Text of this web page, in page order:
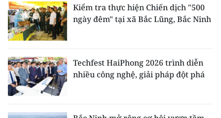
Kiểm tra thực hiện Chiến dịch "500
ngày đêm" tại xã Bắc Lũng, Bắc Ninh
Techfest HaiPhong 2026 trình diễn
nhiều công nghệ, giải pháp đột phá